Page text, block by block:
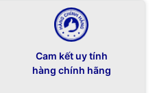
Cam kết uy tính
hàng chính hãng